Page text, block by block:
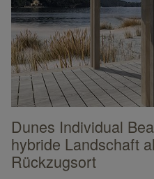
Die
Dunes Individual
hybride Landschaft
Rückzugsort